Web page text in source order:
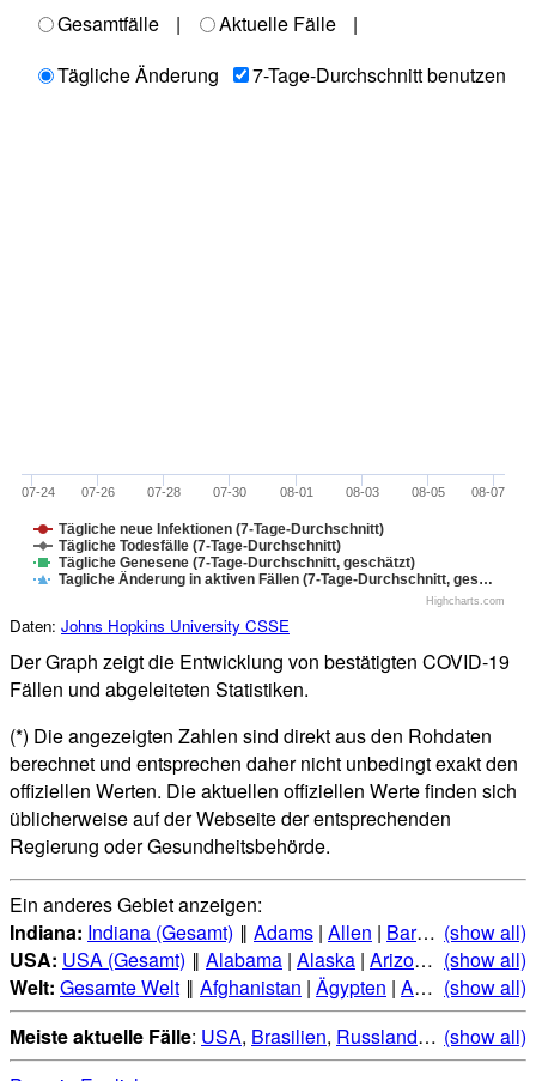
Gesamtfälle
| Aktuelle Fälle
|
Tägliche Änderung
7-Tage-Durchschnitt benutzen
Tägliche neue Infektionen (7-Tage-Durchschnitt)
Tägliche Todesfälle (7-Tage-Durchschnitt)
Tägliche Genesene (7-Tage-Durchschnitt, geschätzt)
Tagliche Änderung in aktiven Fällen (7-Tage-Durchschnitt, ges…
07-24 07-26 07-28 07-30 08-01 08-03 08-05 08-07
Highcharts.com
Daten: Johns Hopkins University CSSE
Der Graph zeigt die Entwicklung von bestätigten COVID-19
Fällen und abgeleiteten Statistiken.
(*) Die angezeigten Zahlen sind direkt aus den Rohdaten
berechnet und entsprechen daher nicht unbedingt exakt den
offiziellen Werten. Die aktuellen offiziellen Werte finden sich
üblicherweise auf der Webseite der entsprechenden
Regierung oder Gesundheitsbehörde.
Ein anderes Gebiet anzeigen:
Indiana: Indiana (Gesamt) ‖ Adams | Allen | Bartholomew |
(show all)
USA: USA (Gesamt) ‖ Alabama | Alaska | Arizona |Arkansas
(show all)
Welt: Gesamte Welt ‖ Afghanistan | Ägypten | Albanien |
(show all)
Meiste aktuelle Fälle: USA, Brasilien, Russland,Indien,
(show all)